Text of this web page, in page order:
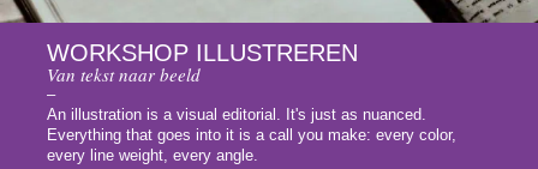
En Meer – Muzische Projecten
Doelgroepen
WORKSHOP ILLUSTREREN
Van tekst naar beeld
–
An illustration is a visual editorial. It's just as nuanced.
Everything that goes into it is a call you make: every color,
every line weight, every angle.